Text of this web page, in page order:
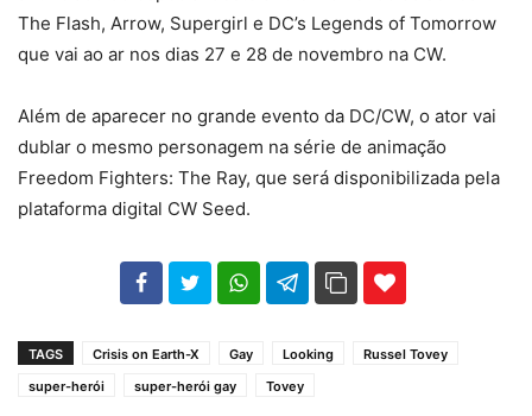
The Flash, Arrow, Supergirl e DC’s Legends of Tomorrow
que vai ao ar nos dias 27 e 28 de novembro na CW.
Além de aparecer no grande evento da DC/CW, o ator vai
dublar o mesmo personagem na série de animação
Freedom Fighters: The Ray, que será disponibilizada pela
plataforma digital CW Seed.
102 35
TAGS Crisis on Earth-X Gay Looking
Russel Tovey
super-herói
super-herói gay Tovey